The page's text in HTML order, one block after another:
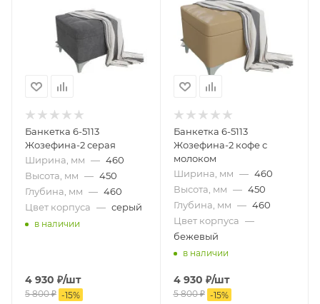
Банкетка 6-5113
Жозефина-2 серая
Ширина, мм — 460
Высота, мм — 450
Глубина, мм — 460
Цвет корпуса — серый
в наличии
4 930 ₽/шт
5 800₽ -15%
Банкетка 6-5113
Жозефина-2 кофе с
молоком
Ширина, мм — 460
Высота, мм — 450
Глубина, мм — 460
Цвет корпуса —
бежевый
в наличии
4 930 ₽/шт
5 800₽ -15%